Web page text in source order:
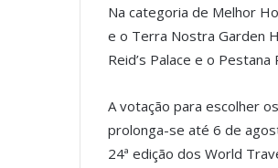
Na categoria de Melhor
e o Terra Nostra Garden
Reid’s Palace e o Pestana
A votação para escolher
prolonga-se até 6 de
24ª edição dos World